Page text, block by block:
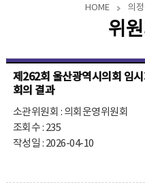
HOME 의
위
제262회 울산광역시의회 임
회의 결과
소관위원회 : 의회운영위원회
조회수 : 235
작성일 : 2026-04-10